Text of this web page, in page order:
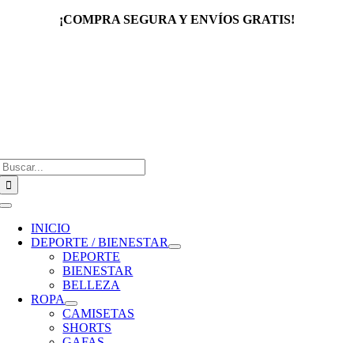
¡COMPRA SEGURA Y ENVÍOS GRATIS!
Toggle
Navigation
INICIO
DEPORTE / BIENESTAR
DEPORTE
BIENESTAR
BELLEZA
ROPA
CAMISETAS
SHORTS